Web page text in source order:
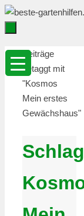
Zum
Inhalt
springen
Startseite
Beiträge
getaggt mit
"Kosmos
Mein erstes
Gewächshaus"